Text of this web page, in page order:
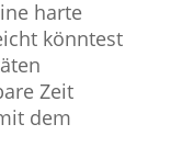
harte
könntest
Zeit
dem